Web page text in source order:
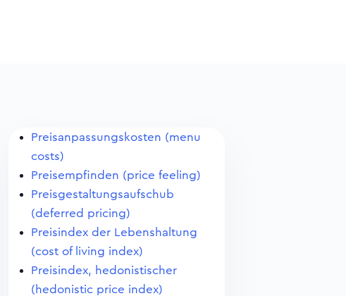
Preisanpassungskosten (menu
costs)
Preisempfinden (price feeling)
Preisgestaltungsaufschub
(deferred pricing)
Preisindex der Lebenshaltung
(cost of living index)
Preisindex, hedonistischer
(hedonistic price index)